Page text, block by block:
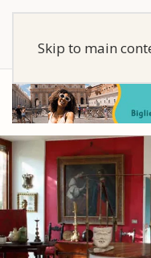
Skip to main